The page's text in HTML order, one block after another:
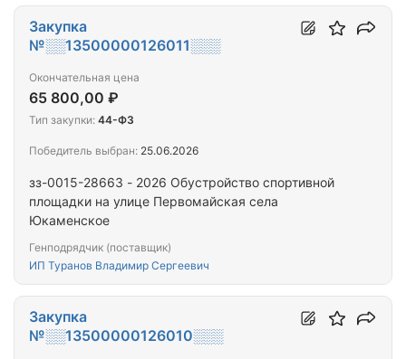
зз-0015-28663 - 2026 Обустройство спортивной
площадки на улице Первомайская села
Юкаменское
Генподрядчик (поставщик)
ИП Туранов Владимир Сергеевич
Закупка
№░░13500000126011░░░
Окончательная цена
65 800,00 ₽
Тип закупки: 44-ФЗ
Победитель выбран: 25.06.2026
Закупка
№░░13500000126010░░░